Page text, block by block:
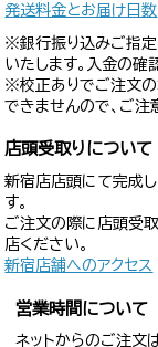
発送料金とお届け日数
※銀行振り込みご指
いたします。入金の確
※校正ありでご注文の
できませんので、ご注
店頭受取りについて
新宿店店頭にて完成
す。
ご注文の際に店頭受
店ください。
新宿店舗へのアクセス
営業時間について
ネットからのご注文